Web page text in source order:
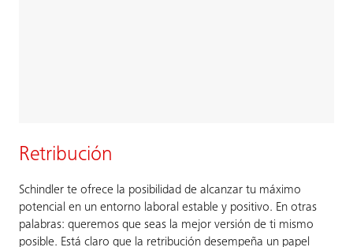
Retribución
Schindler te ofrece la posibilidad de alcanzar tu máximo
potencial en un entorno laboral estable y positivo. En otras
palabras: queremos que seas la mejor versión de ti mismo
posible. Está claro que la retribución desempeña un papel